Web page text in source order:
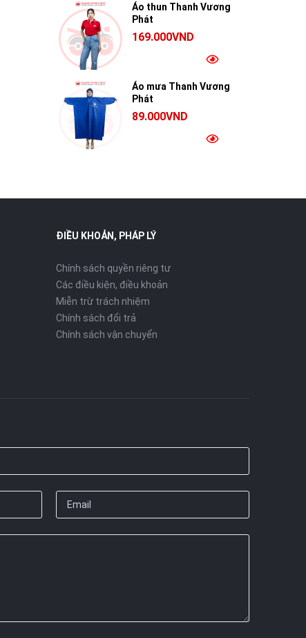
Áo thun Thanh Vương
Phát
169.000VND
Áo mưa Thanh Vương
Phát
89.000VND
ĐIỀU KHOẢN, PHÁP LÝ
Chính sách quyền riêng tư
Các điều kiện, điều khoản
Miễn trừ trách nhiệm
Chính sách đổi trả
Chính sách vận chuyển